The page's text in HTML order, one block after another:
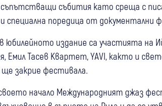
съпътстващи събития като среща с
специална поредица от документални
юбилейното издание са участията
Емил Тасев Квартет, YAVI, както и
закрие фестивала.
начало Международният джаз